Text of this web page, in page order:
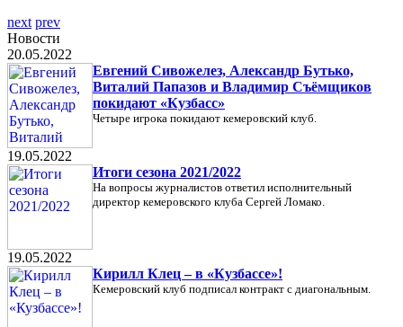
next prev
Новости
20.05.2022
Евгений Сивожелез, Александр Бутько,
Виталий Папазов и Владимир Съёмщиков
покидают «Кузбасс»
Четыре игрока покидают кемеровский клуб.
19.05.2022
Итоги сезона 2021/2022
На вопросы журналистов ответил исполнительный
директор кемеровского клуба Сергей Ломако.
19.05.2022
Кирилл Клец – в «Кузбассе»!
Кемеровский клуб подписал контракт с диагональным.